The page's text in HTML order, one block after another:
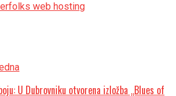
U Dubrovniku otvorena izložba „Blues of